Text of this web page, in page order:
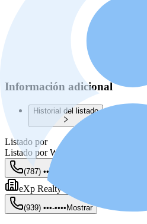
Información adicional
Historial del listado
Listado por
Listado por Wanda Garcia
(787) •••-••••
eXp Realty Puerto Rico
(939) •••-•••• Mostrar